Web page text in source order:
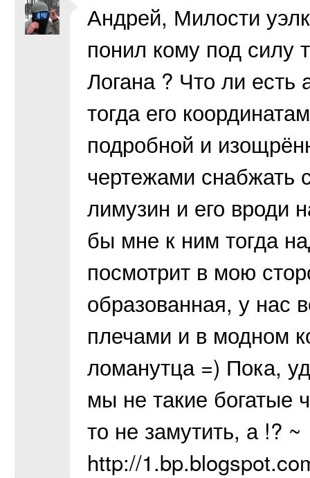
Андрей, Милости
понил кому под силу
Логана ? Что ли есть
тогда его
подробной и
чертежами снабжать
лимузин и его вроди
бы мне к ним тогда
посмотрит в мою
образованная, у нас
плечами и в модном
ломанутца =) Пока,
мы не такие богатые
то не замутить, а !? ~
http://